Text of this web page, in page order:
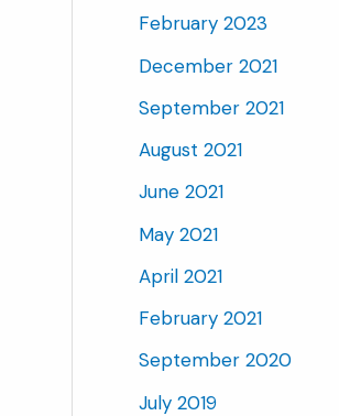
February 2023
December 2021
September 2021
August 2021
June 2021
May 2021
April 2021
February 2021
September 2020
July 2019